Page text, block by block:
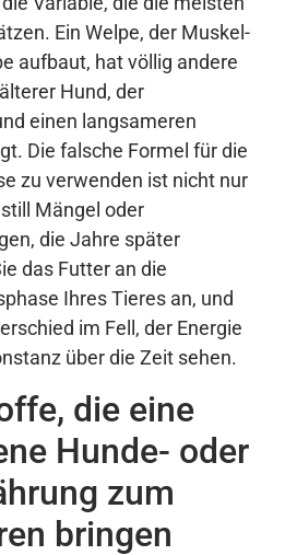
Ein Welpe, der Muskel-
aufbaut, hat völlig andere
Hund, der
einen langsameren
Die falsche Formel für die
zu verwenden ist nicht nur
Mängel oder
die Jahre später
das Futter an die
Ihres Tieres an, und
im Fell, der Energie
über die Zeit sehen.
die eine
Hunde- oder
zum
bringen